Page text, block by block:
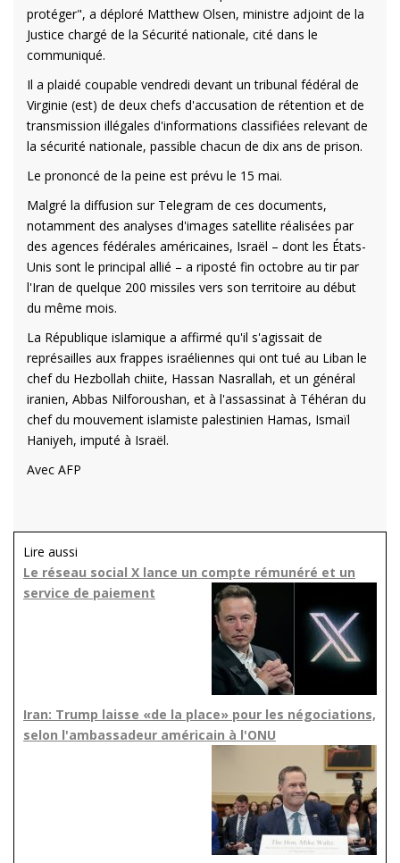
protéger", a déploré Matthew Olsen, ministre adjoint de la
Justice chargé de la Sécurité nationale, cité dans le
communiqué.
Il a plaidé coupable vendredi devant un tribunal fédéral de
Virginie (est) de deux chefs d'accusation de rétention et de
transmission illégales d'informations classifiées relevant de
la sécurité nationale, passible chacun de dix ans de prison.
Le prononcé de la peine est prévu le 15 mai.
Malgré la diffusion sur Telegram de ces documents,
notamment des analyses d'images satellite réalisées par
des agences fédérales américaines, Israël – dont les États-
Unis sont le principal allié – a riposté fin octobre au tir par
l'Iran de quelque 200 missiles vers son territoire au début
du même mois.
La République islamique a affirmé qu'il s'agissait de
représailles aux frappes israéliennes qui ont tué au Liban le
chef du Hezbollah chiite, Hassan Nasrallah, et un général
iranien, Abbas Nilforoushan, et à l'assassinat à Téhéran du
chef du mouvement islamiste palestinien Hamas, Ismaïl
Haniyeh, imputé à Israël.
Avec AFP
Lire aussi
Le réseau social X lance un compte rémunéré et un
service de paiement
Iran: Trump laisse «de la place» pour les négociations,
selon l'ambassadeur américain à l'ONU